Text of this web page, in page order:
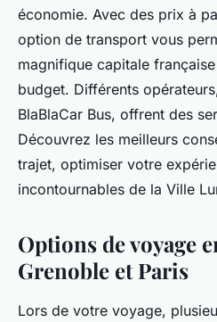
économie. Avec des prix à
option de transport vous
magnifique capitale
budget. Différents
BlaBlaCar Bus, offrent des
Découvrez les meilleurs
trajet, optimiser votre
incontournables de la Ville
Options de voyage
Grenoble et Paris
Lors de votre voyage,